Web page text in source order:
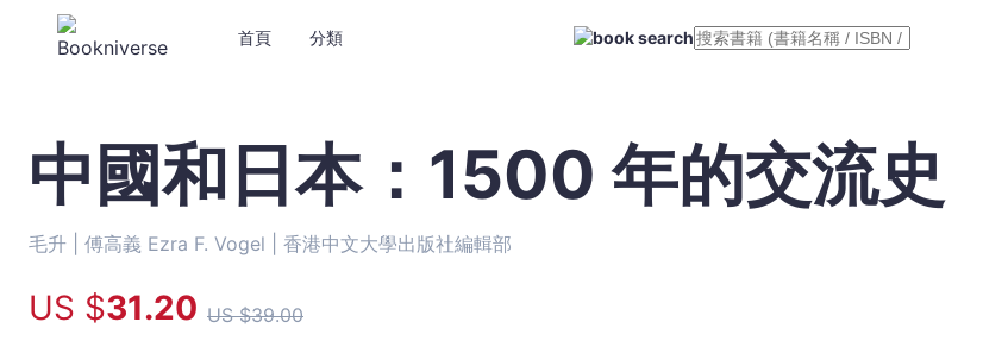
首頁 分類
中
國
日
1500
年
中國和日本：1500 年的交流史
毛升 | 傅高義 Ezra F. Vogel | 香港中文大學出版社編輯部
US $31.20 US $39.00